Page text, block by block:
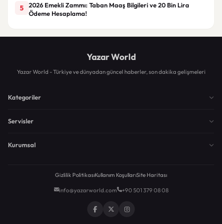
5
2026 Emekli Zammı: Taban Maaş Bilgileri ve 20 Bin Lira
Ödeme Hesaplama!
Yazar World
Yazar World - Türkiye ve dünyadan güncel haberler, son dakika gelişmeleri
Kategoriler
Servisler
Kurumsal
Gizlilik PolitikasıKullanım KoşullarıSite Haritası
info@yazarworld.com +90 501 379 08 08